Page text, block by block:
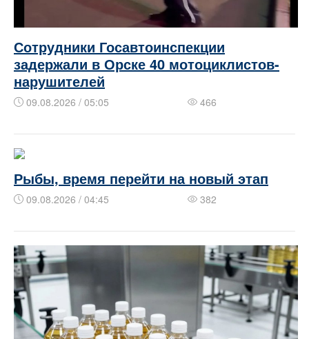
Сотрудники Госавтоинспекции
задержали в Орске 40 мотоциклистов-
нарушителей
09.08.2026 / 05:05 466
Рыбы, время перейти на новый этап
09.08.2026 / 04:45 382